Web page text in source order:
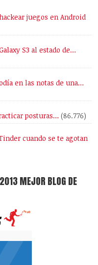
juegos en Android
S3 al estado de…
en las notas de una…
posturas… (86.776)
cuando se te agotan
MEJOR BLOG DE